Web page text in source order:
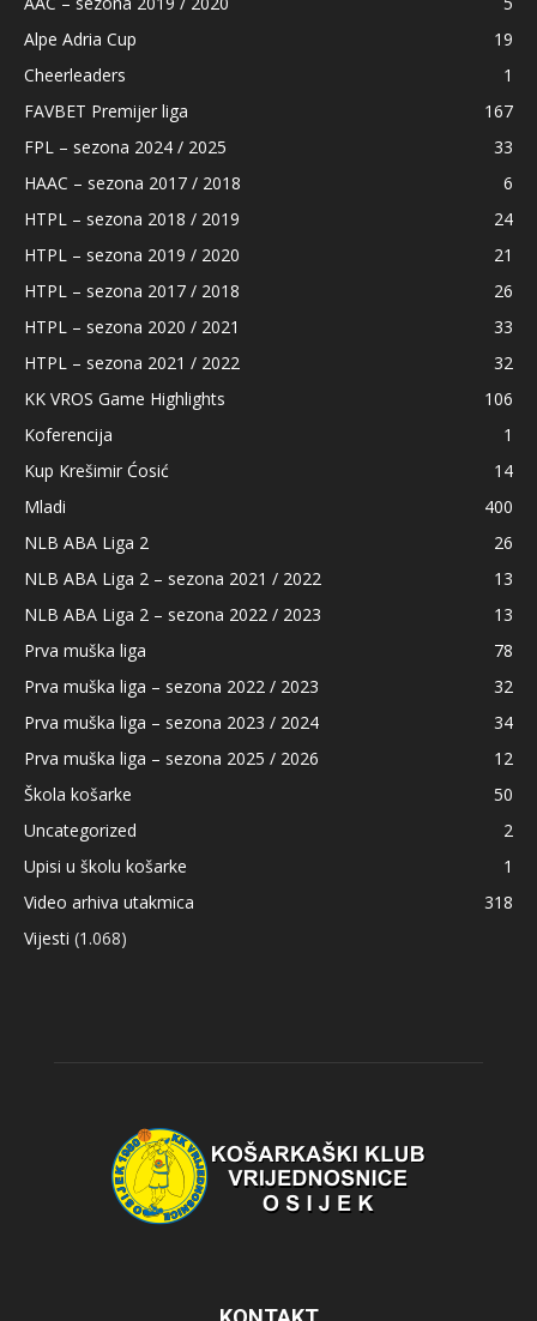
Alpe Adria Cup
19
Cheerleaders
1
FAVBET Premijer liga
167
FPL – sezona 2024 / 2025
33
HAAC – sezona 2017 / 2018
6
HTPL – sezona 2018 / 2019
24
HTPL – sezona 2019 / 2020
21
HTPL – sezona 2017 / 2018
26
HTPL – sezona 2020 / 2021
33
HTPL – sezona 2021 / 2022
32
KK VROS Game Highlights
106
Koferencija
1
Kup Krešimir Ćosić
14
Mladi
400
NLB ABA Liga 2
26
NLB ABA Liga 2 – sezona 2021 / 2022
13
NLB ABA Liga 2 – sezona 2022 / 2023
13
Prva muška liga
78
Prva muška liga – sezona 2022 / 2023
32
Prva muška liga – sezona 2023 / 2024
34
Prva muška liga – sezona 2025 / 2026
12
Škola košarke
50
Uncategorized
2
Upisi u školu košarke
1
Video arhiva utakmica
318
Vijesti (1.068)